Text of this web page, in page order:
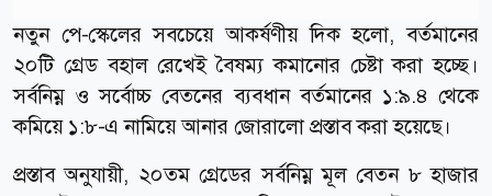
নতুন পে-স্কেলের সবচেয়ে আকর্ষণীয় দিক হলো, বর্তমানের
২০টি গ্রেড বহাল রেখেই বৈষম্য কমানোর চেষ্টা করা হচ্ছে।
সর্বনিম্ন ও সর্বোচ্চ বেতনের ব্যবধান বর্তমানের ১:৯.৪ থেকে
কমিয়ে ১:৮-এ নামিয়ে আনার জোরালো প্রস্তাব করা হয়েছে।
প্রস্তাব অনুযায়ী, ২০তম গ্রেডের সর্বনিম্ন মূল বেতন ৮ হাজার